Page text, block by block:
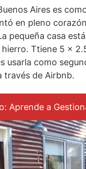
Aires es
en pleno
pequeña casa está
hierro. Ttiene 5 x
usarla como
través de Airbnb.
Aprende a